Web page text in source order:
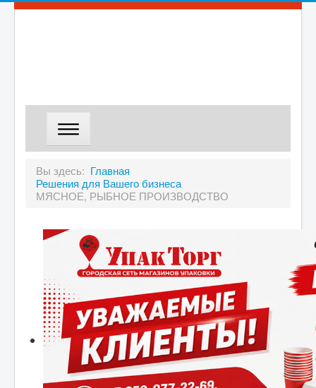
МАГАЗИН
О КОМПАНИИ
КОНТАКТЫ
Вы здесь: Главная
Решения для Вашего бизнеса
МЯСНОЕ, РЫБНОЕ ПРОИЗВОДСТВО